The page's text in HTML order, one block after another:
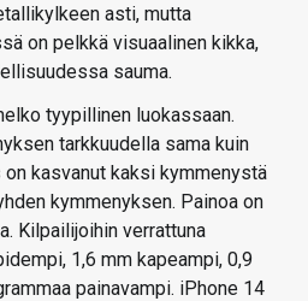
asti, mutta
on pelkkä visuaalinen kikka,
sauma.
tyypillinen luokassaan.
tarkkuudella sama kuin
kasvanut kaksi kymmenystä
kymmenyksen. Painoa on
Kilpailijoihin verrattuna
1,6 mm kapeampi, 0,9
painavampi. iPhone 14